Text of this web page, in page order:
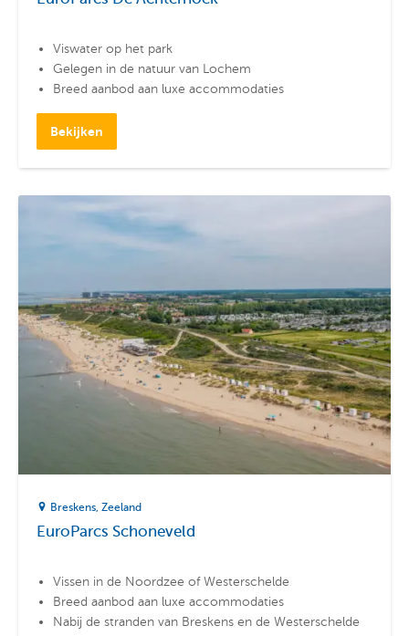
Viswater op het park
Gelegen in de natuur van Lochem
Breed aanbod aan luxe accommodaties
Bekijken
Breskens Zeeland
EuroParcs Schoneveld
Vissen in de Noordzee of Westerschelde
Breed aanbod aan luxe accommodaties
Nabij de stranden van Breskens en de Westerschelde